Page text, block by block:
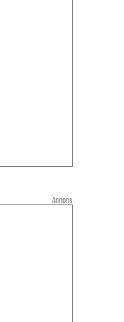
Annons